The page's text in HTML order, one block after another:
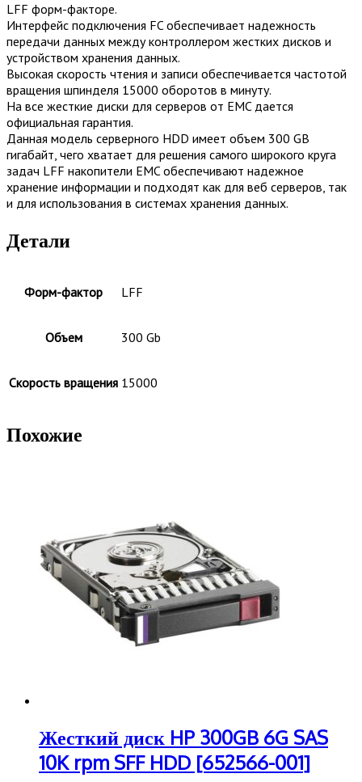
LFF форм-факторе.
Интерфейс подключения FC обеспечивает надежность
передачи данных между контроллером жестких дисков и
устройством хранения данных.
Высокая скорость чтения и записи обеспечивается частотой
вращения шпинделя 15000 оборотов в минуту.
На все жесткие диски для серверов от EMC дается
официальная гарантия.
Данная модель серверного HDD имеет объем 300 GB
гигабайт, чего хватает для решения самого широкого круга
задач LFF накопители EMC обеспечивают надежное
хранение информации и подходят как для веб серверов, так
и для использования в системах хранения данных.
Детали
Форм-фактор LFF
Объем 300 Gb
Скорость вращения 15000
Похожие
Жесткий диск HP 300GB 6G SAS
10K rpm SFF HDD [652566-001]